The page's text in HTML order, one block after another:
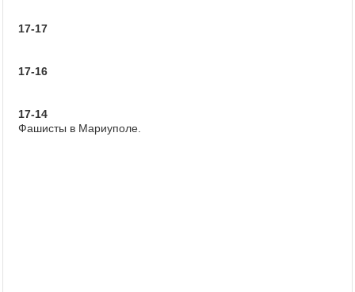
17-17
17-16
17-14
Фашисты в Мариуполе.